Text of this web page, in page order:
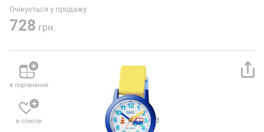
Очікується у продажу
728 грн.
в порівняння
в список